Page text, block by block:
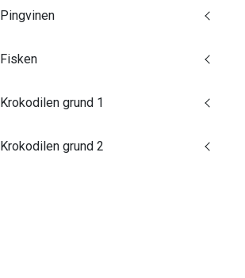
Pingvinen
Fisken
Krokodilen grund 1
Krokodilen grund 2